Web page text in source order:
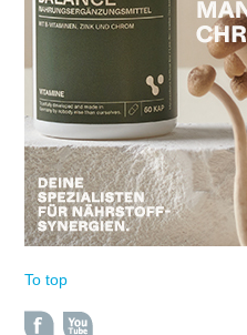
To top